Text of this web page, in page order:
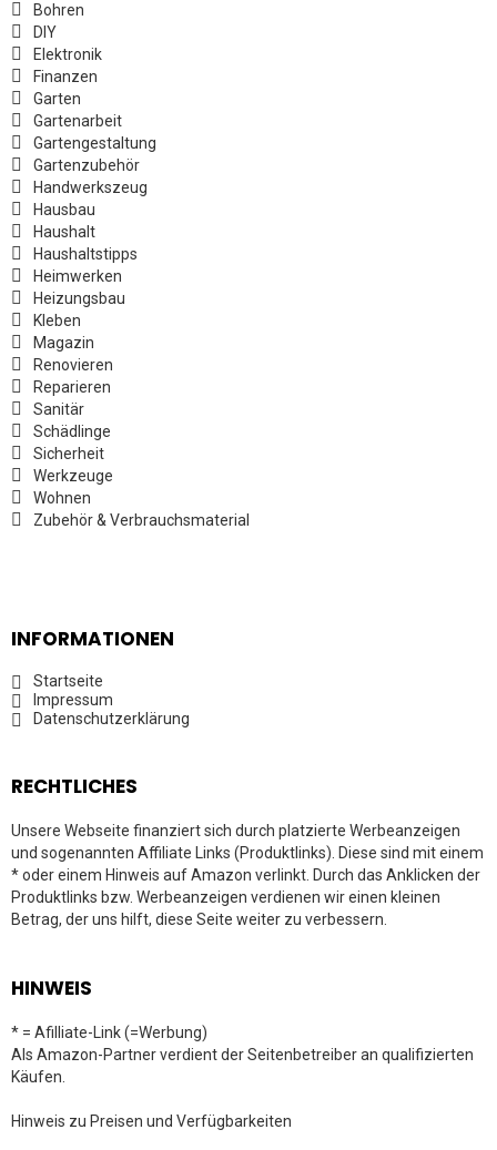
Bohren
DIY
Elektronik
Finanzen
Garten
Gartenarbeit
Gartengestaltung
Gartenzubehör
Handwerkszeug
Hausbau
Haushalt
Haushaltstipps
Heimwerken
Heizungsbau
Kleben
Magazin
Renovieren
Reparieren
Sanitär
Schädlinge
Sicherheit
Werkzeuge
Wohnen
Zubehör & Verbrauchsmaterial
INFORMATIONEN
Startseite
Impressum
Datenschutzerklärung
RECHTLICHES
Unsere Webseite finanziert sich durch platzierte Werbeanzeigen
und sogenannten Affiliate Links (Produktlinks). Diese sind mit einem
* oder einem Hinweis auf Amazon verlinkt. Durch das Anklicken der
Produktlinks bzw. Werbeanzeigen verdienen wir einen kleinen
Betrag, der uns hilft, diese Seite weiter zu verbessern.
HINWEIS
* = Afilliate-Link (=Werbung)
Als Amazon-Partner verdient der Seitenbetreiber an qualifizierten
Käufen.
Hinweis zu Preisen und Verfügbarkeiten